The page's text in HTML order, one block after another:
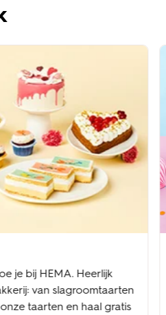
je bij HEMA. Heerlijk
van slagroomtaarten
taarten en haal gratis